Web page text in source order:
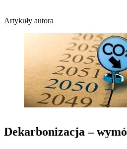
Artykuły autora
Dekarbonizacja –